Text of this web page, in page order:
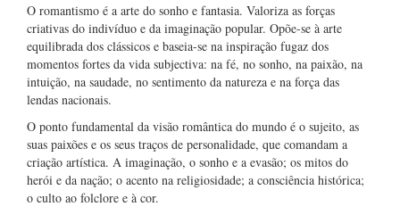
O romantismo é a arte do sonho e fantasia. Valoriza as forças
criativas do indivíduo e da imaginação popular. Opõe-se à arte
equilibrada dos clássicos e baseia-se na inspiração fugaz dos
momentos fortes da vida subjectiva: na fé, no sonho, na paixão, na
intuição, na saudade, no sentimento da natureza e na força das
lendas nacionais.
O ponto fundamental da visão romântica do mundo é o sujeito, as
suas paixões e os seus traços de personalidade, que comandam a
criação artística. A imaginação, o sonho e a evasão; os mitos do
herói e da nação; o acento na religiosidade; a consciência histórica;
o culto ao folclore e à cor.